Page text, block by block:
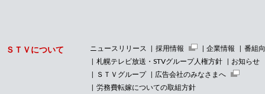
ＳＴＶについて ニュースリリース 採用情報 企業情報
番組
札幌テレビ放送・STVグループ人権方針
お知らせ
ＳＴＶグループ
広告会社のみなさまへ
労務費転嫁についての取組方針